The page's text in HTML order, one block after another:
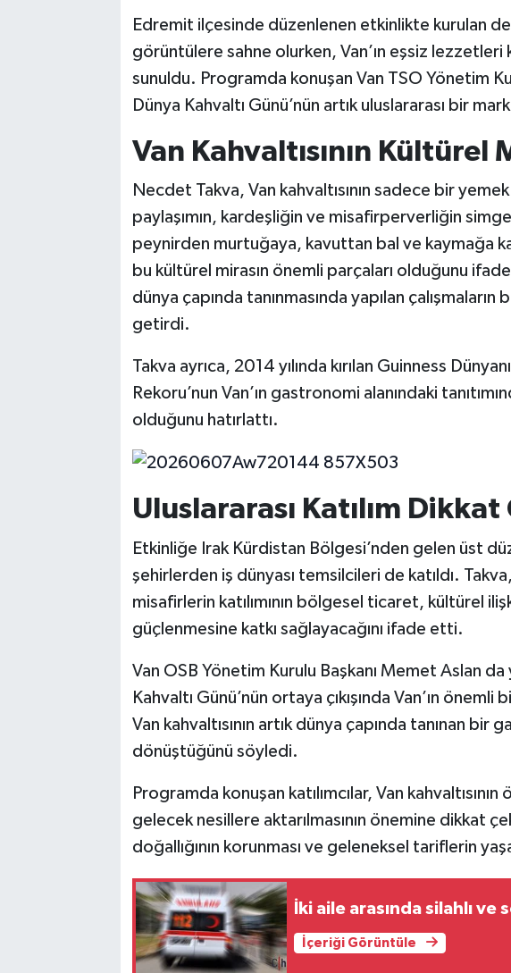
Edremit ilçesinde düzenlenen etkinlikte kurulan
görüntülere sahne olurken, Van’ın eşsiz lezzetleri
sunuldu. Programda konuşan Van TSO Yönetim
Dünya Kahvaltı Günü’nün artık uluslararası bir
Van Kahvaltısının Kültürel
Necdet Takva, Van kahvaltısının sadece bir
paylaşımın, kardeşliğin ve misafirperverliğin
peynirden murtuğaya, kavuttan bal ve kaymağa
bu kültürel mirasın önemli parçaları olduğunu ifade
dünya çapında tanınmasında yapılan
getirdi.
Takva ayrıca, 2014 yılında kırılan Guinness
Rekoru’nun Van’ın gastronomi alanındaki
olduğunu hatırlattı.
Uluslararası Katılım Dikkat
Etkinliğe Irak Kürdistan Bölgesi’nden gelen üst
şehirlerden iş dünyası temsilcileri de katıldı.
misafirlerin katılımının bölgesel ticaret, kültürel
güçlenmesine katkı sağlayacağını ifade etti.
Van OSB Yönetim Kurulu Başkanı Memet Aslan
Kahvaltı Günü’nün ortaya çıkışında Van’ın
Van kahvaltısının artık dünya çapında tanınan bir
dönüştüğünü söyledi.
Programda konuşan katılımcılar, Van kahvaltısının
gelecek nesillere aktarılmasının önemine dikkat
doğallığının korunması ve geleneksel tariflerin
İki aile arasında silahlı ve
İçeriği Görüntüle